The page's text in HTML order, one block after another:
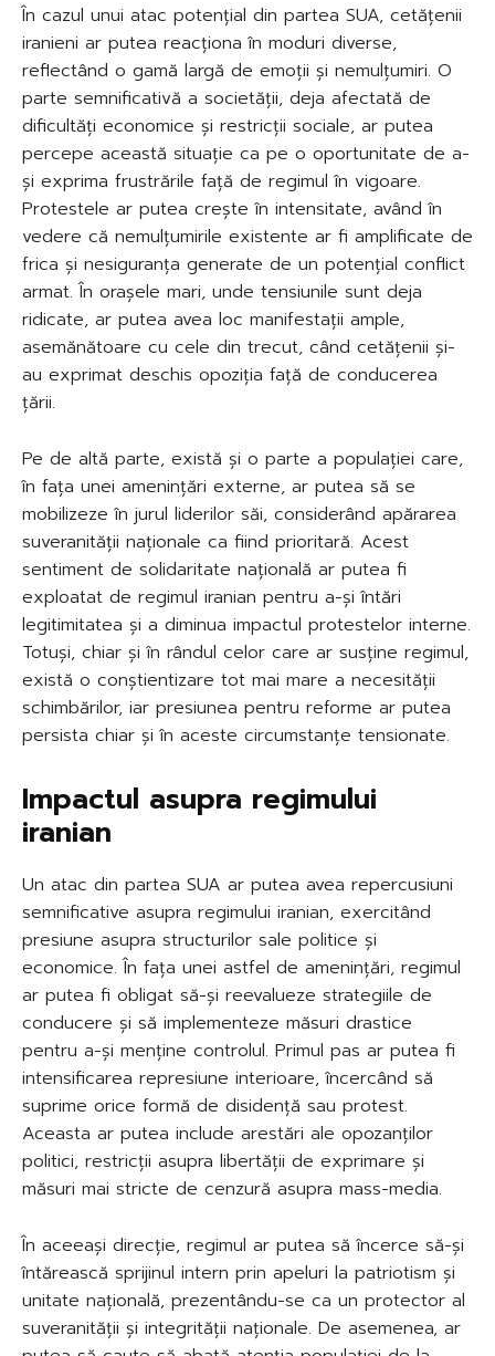
În cazul unui atac potențial din partea SUA, cetățenii
iranieni ar putea reacționa în moduri diverse,
reflectând o gamă largă de emoții și nemulțumiri. O
parte semnificativă a societății, deja afectată de
dificultăți economice și restricții sociale, ar putea
percepe această situație ca pe o oportunitate de a-
și exprima frustrările față de regimul în vigoare.
Protestele ar putea crește în intensitate, având în
vedere că nemulțumirile existente ar fi amplificate de
frica și nesiguranța generate de un potențial conflict
armat. În orașele mari, unde tensiunile sunt deja
ridicate, ar putea avea loc manifestații ample,
asemănătoare cu cele din trecut, când cetățenii și-
au exprimat deschis opoziția față de conducerea
țării.
Pe de altă parte, există și o parte a populației care,
în fața unei amenințări externe, ar putea să se
mobilizeze în jurul liderilor săi, considerând apărarea
suveranității naționale ca fiind prioritară. Acest
sentiment de solidaritate națională ar putea fi
exploatat de regimul iranian pentru a-și întări
legitimitatea și a diminua impactul protestelor interne.
Totuși, chiar și în rândul celor care ar susține regimul,
există o conștientizare tot mai mare a necesității
schimbărilor, iar presiunea pentru reforme ar putea
persista chiar și în aceste circumstanțe tensionate.
Impactul asupra regimului
iranian
Un atac din partea SUA ar putea avea repercusiuni
semnificative asupra regimului iranian, exercitând
presiune asupra structurilor sale politice și
economice. În fața unei astfel de amenințări, regimul
ar putea fi obligat să-și reevalueze strategiile de
conducere și să implementeze măsuri drastice
pentru a-și menține controlul. Primul pas ar putea fi
intensificarea represiune interioare, încercând să
suprime orice formă de disidență sau protest.
Aceasta ar putea include arestări ale opozanților
politici, restricții asupra libertății de exprimare și
măsuri mai stricte de cenzură asupra mass-media.
În aceeași direcție, regimul ar putea să încerce să-și
întărească sprijinul intern prin apeluri la patriotism și
unitate națională, prezentându-se ca un protector al
suveranității și integrității naționale. De asemenea, ar